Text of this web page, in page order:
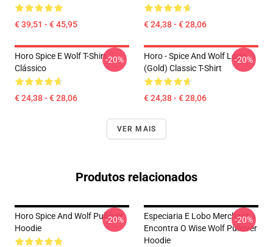
€ 39,51 - € 45,95 € 24,38 - € 28,06
Horo Spice E Wolf T-Shirt
Clássico
€ 24,38 - € 28,06
-20%
Horo - Spice And Wolf Logo
(Gold) Classic T-Shirt
€ 24,38 - € 28,06
-20%
VER MAIS
Produtos relacionados
Horo Spice And Wolf Pullover
Hoodie
-20%
Especiaria E Lobo Merchant
Encontra O Wise Wolf Pullover
Hoodie
-20%